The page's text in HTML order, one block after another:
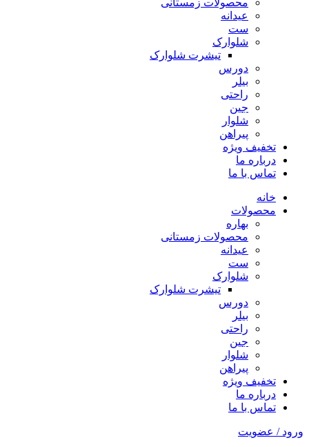
محصولات زمستانی
عیدانه
ست
شلوارک
تیشرت شلوارک
دورس
بیلر
راحتی
جین
شلوار
پیراهن
تخفیف ویژه
درباره ما
تماس با ما
خانه
محصولات
بهاره
محصولات زمستانی
عیدانه
ست
شلوارک
تیشرت شلوارک
دورس
بیلر
راحتی
جین
شلوار
پیراهن
تخفیف ویژه
درباره ما
تماس با ما
ورود / عضویت